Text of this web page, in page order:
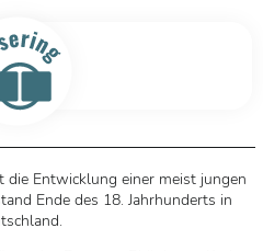
Entwicklung einer meist jungen
Ende des 18. Jahrhunderts in